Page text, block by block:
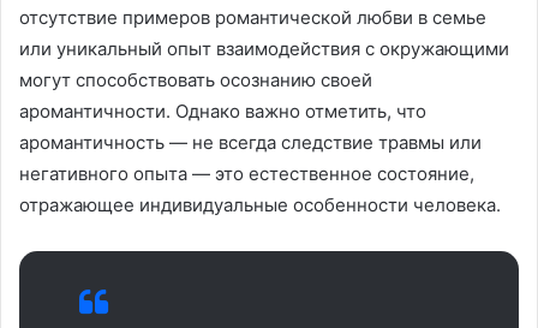
отсутствие примеров романтической любви в семье
или уникальный опыт взаимодействия с окружающими
могут способствовать осознанию своей
аромантичности. Однако важно отметить, что
аромантичность — не всегда следствие травмы или
негативного опыта — это естественное состояние,
отражающее индивидуальные особенности человека.